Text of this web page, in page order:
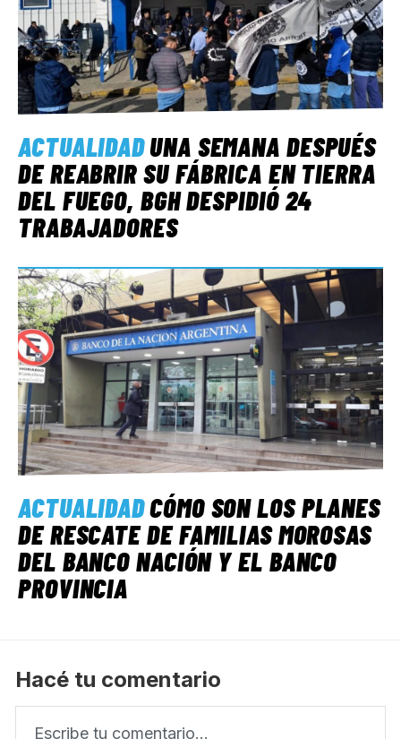
ACTUALIDADUNA SEMANA DESPUÉS
DE REABRIR SU FÁBRICA EN TIERRA
DEL FUEGO, BGH DESPIDIÓ 24
TRABAJADORES
ACTUALIDADCÓMO SON LOS PLANES
DE RESCATE DE FAMILIAS MOROSAS
DEL BANCO NACIÓN Y EL BANCO
PROVINCIA
Hacé tu comentario